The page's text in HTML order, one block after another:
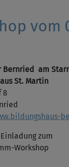
vom
Bernried am
St. Martin
8
zum
Workshop